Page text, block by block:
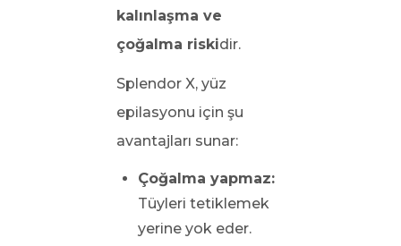
kalınlaşma ve
çoğalma riskidir.
Splendor X, yüz
epilasyonu için şu
avantajları sunar:
Çoğalma yapmaz:
Tüyleri tetiklemek
yerine yok eder.